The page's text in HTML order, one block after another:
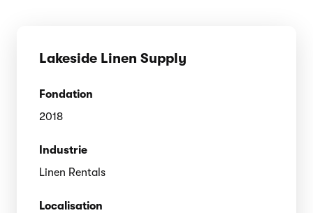
Lakeside Linen Supply
Fondation
2018
Industrie
Linen Rentals
Localisation